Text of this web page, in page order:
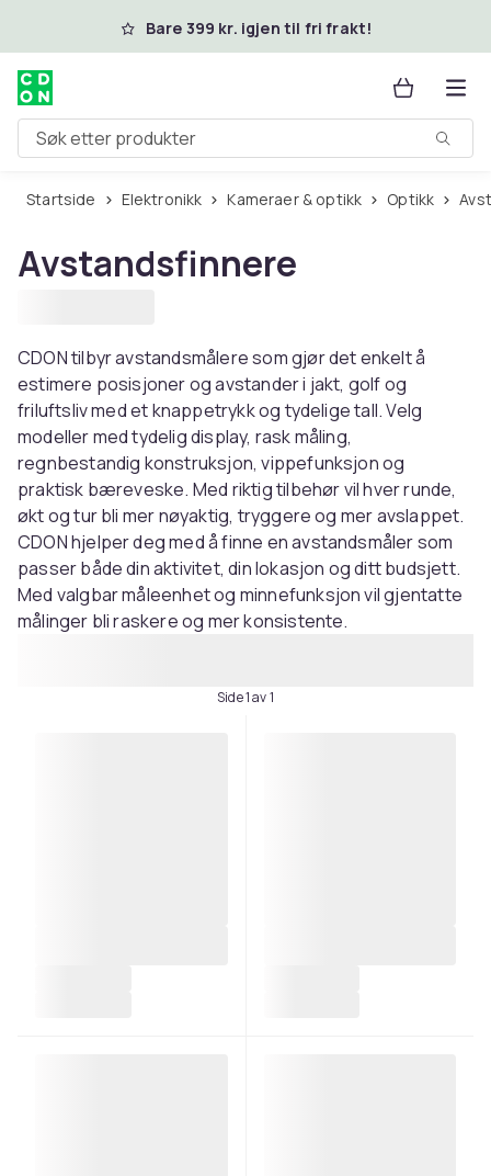
Hopp til hovedinnholdBare 399 kr. igjen til fri frakt!
Søk etter produkter
Startside Elektronikk Kameraer & optikk Optikk
Avstandsfinnere
CDON tilbyr avstandsmålere som gjør det enkelt å
estimere posisjoner og avstander i jakt, golf og
friluftsliv med et knappetrykk og tydelige tall. Velg
modeller med tydelig display, rask måling,
regnbestandig konstruksjon, vippefunksjon og
praktisk bæreveske. Med riktig tilbehør vil hver runde,
økt og tur bli mer nøyaktig, tryggere og mer avslappet.
CDON hjelper deg med å finne en avstandsmåler som
passer både din aktivitet, din lokasjon og ditt budsjett.
Med valgbar måleenhet og minnefunksjon vil gjentatte
målinger bli raskere og mer konsistente.
Side 1 av 1